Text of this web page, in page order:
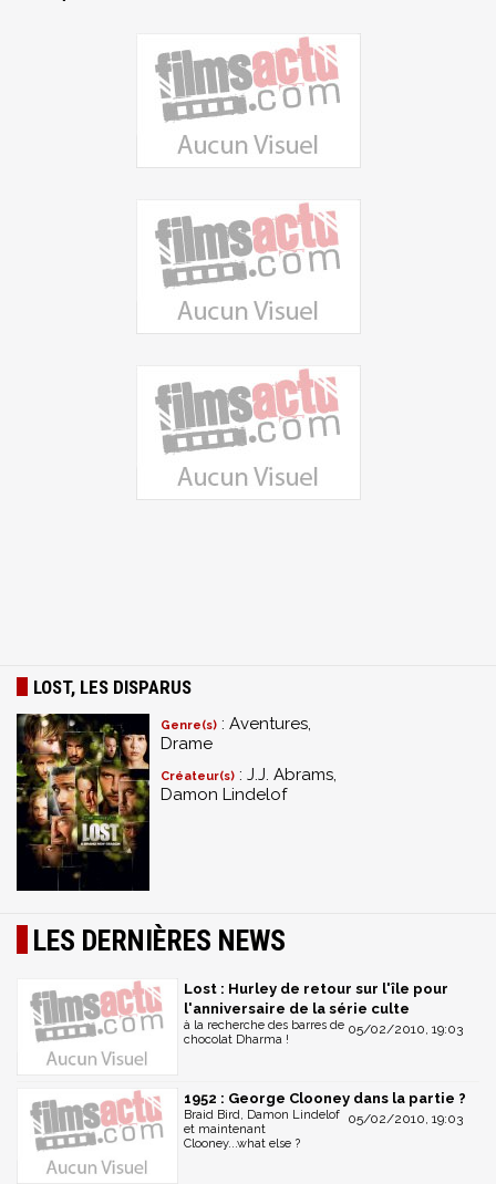
LOST, LES DISPARUS
Genre(s) : Aventures,
Drame
Créateur(s) : J.J. Abrams,
Damon Lindelof
LES DERNIÈRES NEWS
Lost : Hurley de retour sur l'île pour
l'anniversaire de la série culte
05/02/2010, 19:03
à la recherche des barres de
chocolat Dharma !
1952 : George Clooney dans la partie ?
05/02/2010, 19:03
Braid Bird, Damon Lindelof
et maintenant
Clooney...what else ?